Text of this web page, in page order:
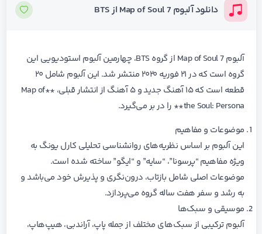
دانلود آلبوم Map of Soul 7 از BTS
آلبوم Map of Soul 7 از گروه BTS، چهارمین آلبوم استودیویی این
گروه است که در ۲۱ فوریه ۲۰۲۰ منتشر شد. این آلبوم شامل ۲۰
قطعه است که ۱۵ آهنگ جدید و ۵ آهنگ از انتشار قبلی، **Map of
the Soul: Persona** را در بر می‌گیرد.
موضوعات و مفاهیم
این آلبوم بر اساس نظریه‌های روانشناسی تحلیلی کارل یونگ به
ویژه مفاهیم “پرسونا”، “سایه” و “ایگو” ساخته شده است.
موضوعات اصلی شامل بازتاب، درون‌نگری و پذیرش خود می‌باشد و
به رشد و سفر هفت ساله گروه می‌پردازد.
موسیقی و سبک‌ها
آلبوم ترکیبی از سبک‌های مختلف از جمله پاپ، آراندبی، هیپ‌هاپ،